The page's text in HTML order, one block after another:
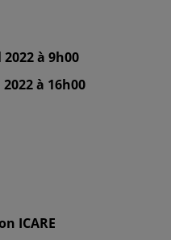
à 9h00
à 16h00
ICARE